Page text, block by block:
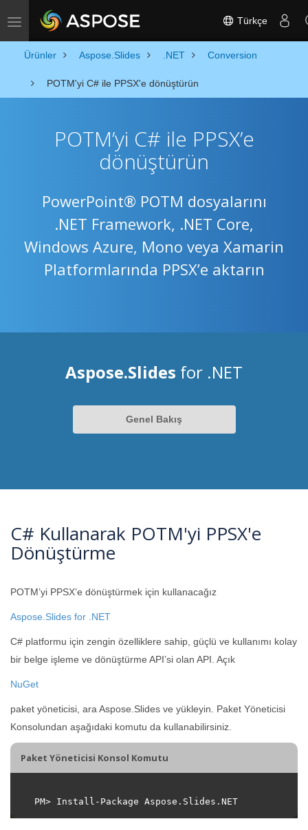
Toggle navigation Türkçe
Ürünler Aspose.Slides .NET Conversion
POTM'yi C# ile PPSX'e dönüştürün
POTM’yi C# ile PPSX’e
dönüştürün
PowerPoint® POTM dosyalarını
.NET Framework, .NET Core,
Windows Azure, Mono veya Xamarin
Platformlarında PPSX’e aktarın
Aspose.Slides for .NET
Genel Bakış
C# Kullanarak POTM'yi PPSX'e
Dönüştürme
POTM’yi PPSX’e dönüştürmek için kullanacağız
Aspose.Slides for .NET
C# platformu için zengin özelliklere sahip, güçlü ve kullanımı kolay
bir belge işleme ve dönüştürme API’si olan API. Açık
NuGet
paket yöneticisi, ara Aspose.Slides ve yükleyin. Paket Yöneticisi
Konsolundan aşağıdaki komutu da kullanabilirsiniz.
Paket Yöneticisi Konsol Komutu